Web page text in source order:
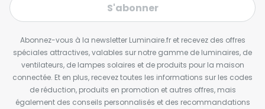
S'abonner
Abonnez-vous à la newsletter Luminaire.fr et recevez des offres
spéciales attractives, valables sur notre gamme de luminaires, de
ventilateurs, de lampes solaires et de produits pour la maison
connectée. Et en plus, recevez toutes les informations sur les codes
de réduction, produits en promotion et autres offres, mais
également des conseils personnalisés et des recommandations